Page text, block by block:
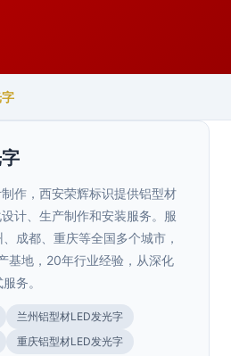
作，西安荣辉标识提供铝型材
计、生产制作和安装服务。服
成都、重庆等全国多个城市，
基地，20年行业经验，从深化
务。
兰州铝型材LED发光字
重庆铝型材LED发光字